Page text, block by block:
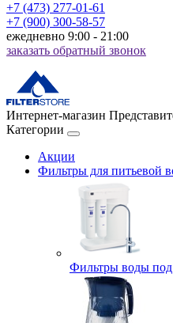
+7 (473) 277-01-61
+7 (900) 300-58-57
ежедневно 9:00 - 21:00
заказать обратный звонок
Интернет-магазин
Категории
Акции
Фильтры для питьевой
Фильтры воды